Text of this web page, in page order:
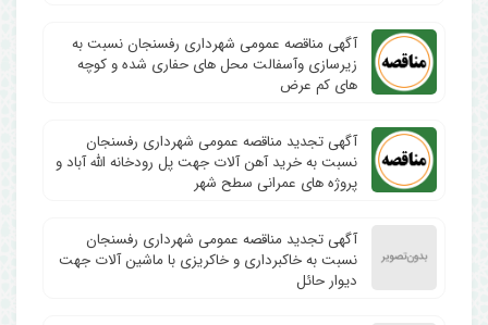
آگهی مناقصه عمومی شهرداری رفسنجان نسبت به
زیرسازی وآسفالت محل های حفاری شده و کوچه
های کم عرض
آگهی تجدید مناقصه عمومی شهرداری رفسنجان
نسبت به خرید آهن آلات جهت پل رودخانه الله آباد و
پروژه های عمرانی سطح شهر
آگهی تجدید مناقصه عمومی شهرداری رفسنجان
نسبت به خاکبرداری و خاکریزی با ماشین آلات جهت
دیوار حائل